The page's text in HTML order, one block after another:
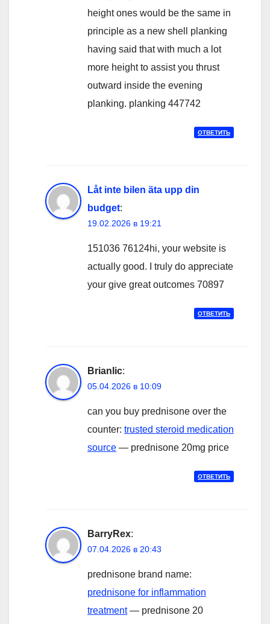
height ones would be the same in
principle as a new shell planking
having said that with much a lot
more height to assist you thrust
outward inside the evening
planking. planking 447742
ОТВЕТИТЬ
Låt inte bilen äta upp din
budget:
19.02.2026 в 19:21
151036 76124hi, your website is
actually good. I truly do appreciate
your give great outcomes 70897
ОТВЕТИТЬ
Brianlic:
05.04.2026 в 10:09
can you buy prednisone over the
counter: trusted steroid medication
source — prednisone 20mg price
ОТВЕТИТЬ
BarryRex:
07.04.2026 в 20:43
prednisone brand name:
prednisone for inflammation
treatment— prednisone 20